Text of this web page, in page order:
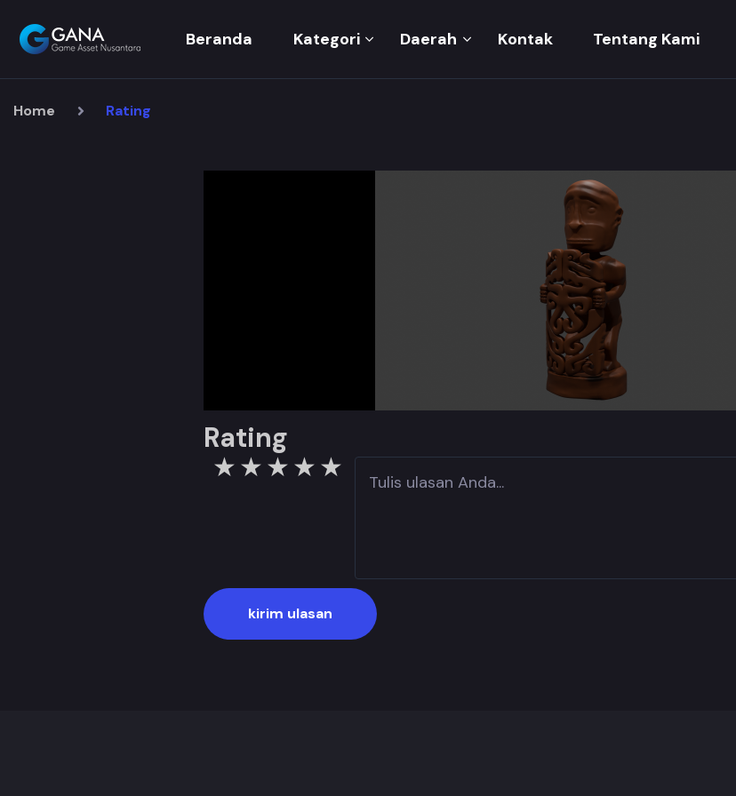
Beranda Kategori Daerah Kontak Tentang Kami
Home Rating
Rating
5 stars
4 stars
3 stars
2 stars
1 star